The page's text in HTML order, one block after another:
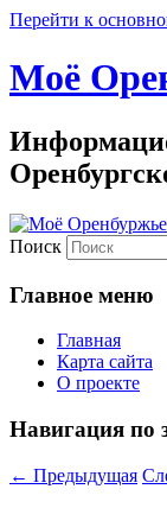
Перейти к
Моё
Поиск
Главное меню
Главная
Карта сайта
О проекте
Навигация по
← Предыдущая